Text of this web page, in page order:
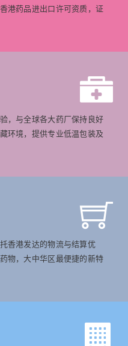
港药品进出口许可资质，证
，与全球各大药厂保持良好
环境，提供专业低温包装及
香港发达的物流与结算优
物，大中华区最便捷的新特